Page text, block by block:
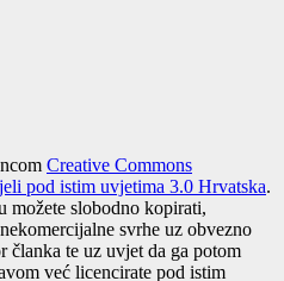
Creative Commons
pod istim uvjetima 3.0 Hrvatska.
možete slobodno kopirati,
svrhe uz obvezno
članka te uz uvjet da ga potom
već licencirate pod istim